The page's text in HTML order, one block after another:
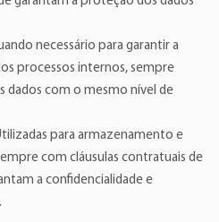
necessário para garantir a
processos internos, sempre
dados com o mesmo nível de
para armazenamento e
com cláusulas contratuais de
a confidencialidade e